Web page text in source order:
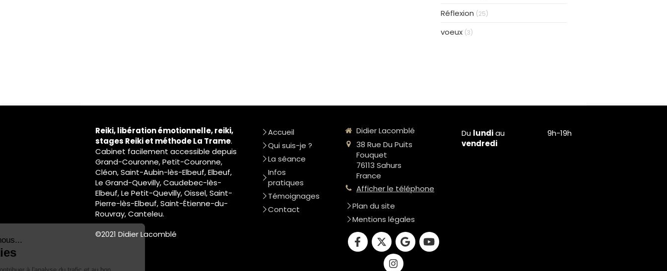
Réflexion (25)
voeux (3)
Reiki, libération émotionnelle, reiki,
stages Reiki et méthode La Trame.
Cabinet facilement accessible depuis
Grand-Couronne, Petit-Couronne,
Cléon, Saint-Aubin-lès-Elbeuf, Elbeuf,
Le Grand-Quevilly, Caudebec-lès-
Elbeuf, Le Petit-Quevilly, Oissel, Saint-
Pierre-lès-Elbeuf, Saint-Étienne-du-
Rouvray, Canteleu.
©2021 Didier Lacomblé
Accueil
Qui suis-je ?
La séance
Infos
pratiques
Témoignages
Contact
Didier Lacomblé
38 Rue Du Puits
Fouquet
76113 Sahurs
France
Afficher le téléphone
Plan du site
Mentions légales
Du lundiau
vendredi
9h-19h
Bonjour c'est nous...